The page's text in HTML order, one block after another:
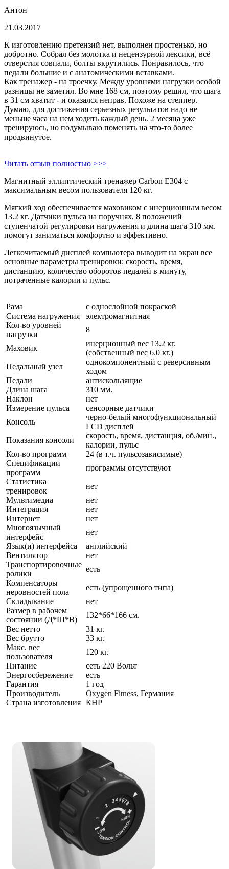
Антон
21.03.2017
К изготовлению претензий нет, выполнен простенько, но
добротно. Собрал без молотка и нецензурной лексики, всё
отверстия совпали, болты вкрутились. Понравилось, что
педали большие и с анатомическими вставками.
Как тренажер - на троечку. Между уровнями нагрузки особой
разницы не заметил. Во мне 168 см, поэтому решил, что шага
в 31 см хватит - и оказался неправ. Похоже на степпер.
Думаю, для достижения серьезных результатов надо не
меньше часа на нем ходить каждый день. 2 месяца уже
тренируюсь, но подумываю поменять на что-то более
продвинутое.
Читать отзыв полностью >>>
Магнитный эллиптический тренажер Carbon E304 с
максимальным весом пользователя 120 кг.
Мягкий ход обеспечивается маховиком c инерционным весом
13.2 кг. Датчики пульса на поручнях, 8 положений
ступенчатой регулировки нагружения и длина шага 310 мм.
помогут заниматься комфортно и эффективно.
Легкочитаемый дисплей компьютера выводит на экран все
основные параметры тренировки: скорость, время,
дистанцию, количество оборотов педалей в минуту,
потраченные калории и пульс.
Рама
с однослойной покраской
Система нагружения
электромагнитная
Кол-во уровней
нагрузки
8
Маховик
инерционный вес 13.2 кг.
(собственный вес 6.0 кг.)
Педальный узел
однокомпонентный с реверсивным
ходом
Педали
антискользящие
Длина шага
310 мм.
Наклон
нет
Измерение пульса
сенсорные датчики
Консоль
черно-белый многофункциональный
LCD дисплей
Показания консоли
скорость, время, дистанция, об./мин.,
калории, пульс
Кол-во программ
24 (в т.ч. пульсозависимые)
Спецификации
программ
программы отсутствуют
Статистика
тренировок
нет
Мультимедиа
нет
Интеграция
нет
Интернет
нет
Многоязычный
интерфейс
нет
Язык(и) интерфейса
английский
Вентилятор
нет
Транспортировочные
ролики
есть
Компенсаторы
неровностей пола
есть (упрощенного типа)
Складывание
нет
Размер в рабочем
состоянии (Д*Ш*В)
132*66*166 см.
Вес нетто
31 кг.
Вес брутто
33 кг.
Макс. вес
пользователя
120 кг.
Питание
сеть 220 Вольт
Энергосбережение
есть
Гарантия
1 год
Производитель
Oxygen Fitness, Германия
Страна изготовления КНР